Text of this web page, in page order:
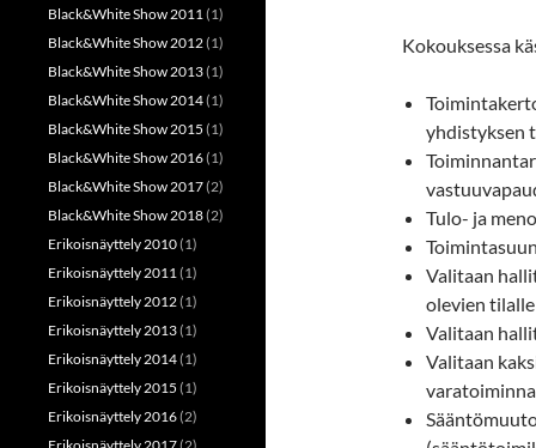
Kokouksessa
yhdistyksen
Tulo- ja
Valitaan
olevien
Valitaan
Valitaan
Black&White Show 2011(1)
Black&White Show 2012(1)
Black&White Show 2013(1)
Black&White Show 2014(1)
Black&White Show 2015 (1)
Black&White Show 2016(1)
Black&White Show 2017(2)
Black&White Show 2018(2)
Erikoisnäyttely 2010(1)
Erikoisnäyttely 2011(1)
Erikoisnäyttely 2012(1)
Erikoisnäyttely 2013(1)
Erikoisnäyttely 2014(1)
Erikoisnäyttely 2015 (1)
Erikoisnäyttely 2016(2)